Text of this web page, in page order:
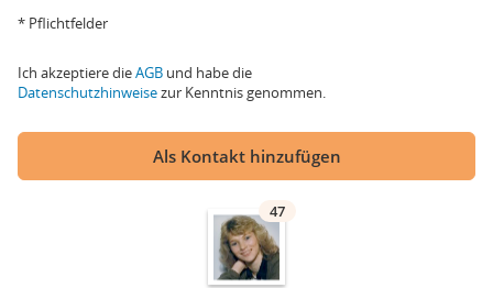
* Pflichtfelder
Ich akzeptiere dieAGB und habe die
Datenschutzhinweisezur Kenntnis genommen.
Als Kontakt hinzufügen
47